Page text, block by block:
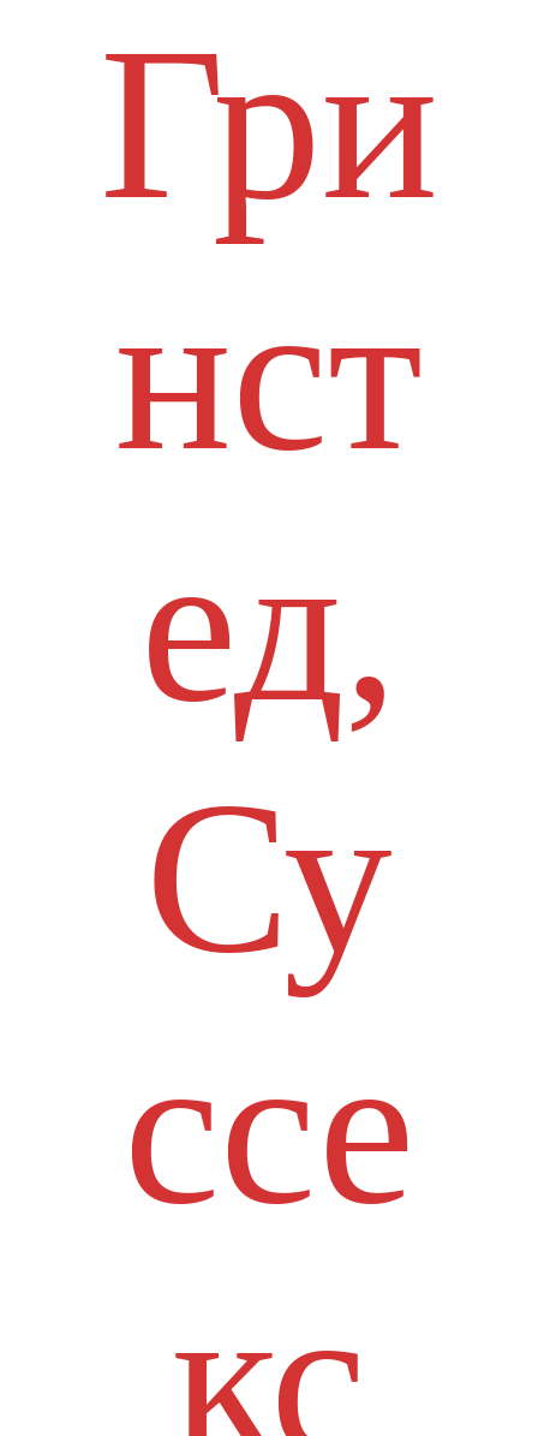
Гри
нст
ед,
Су
ссе
кс